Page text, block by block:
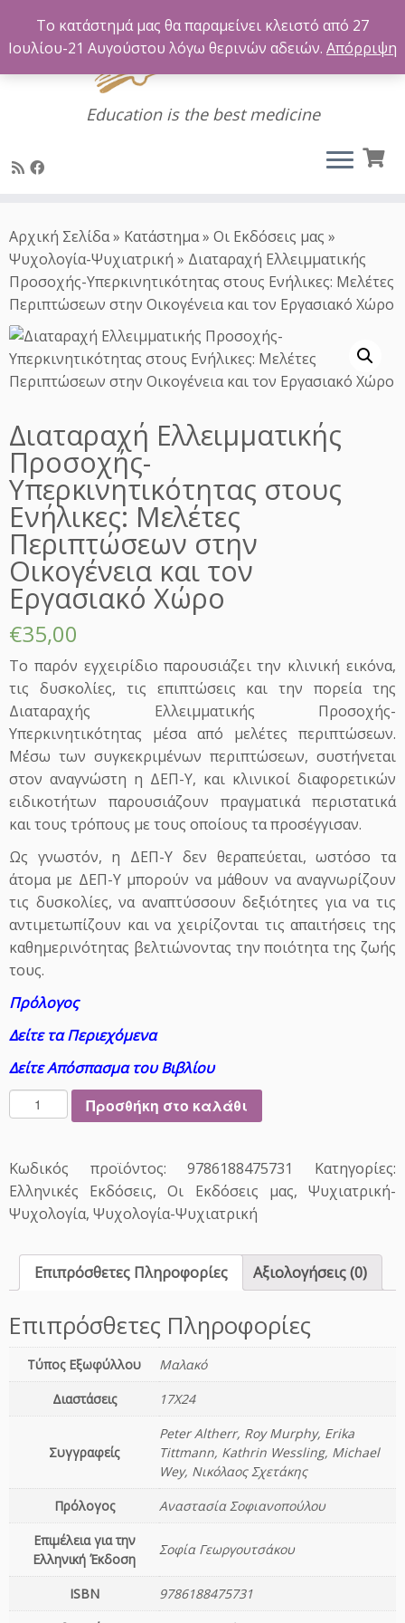
στο
περιεχόμενο
Education is the best medicine
Αρχική Σελίδα» Κατάστημα» Οι Εκδόσεις μας »
Ψυχολογία-Ψυχιατρική » Διαταραχή Ελλειμματικής
Προσοχής-Υπερκινητικότητας στους Ενήλικες: Μελέτες
Περιπτώσεων στην Οικογένεια και τον Εργασιακό Χώρο
Διαταραχή Ελλειμματικής
Προσοχής-
Υπερκινητικότητας στους
Ενήλικες: Μελέτες
Περιπτώσεων στην
Οικογένεια και τον
Εργασιακό Χώρο
€35,00
Το παρόν εγχειρίδιο παρουσιάζει την κλινική εικόνα,
τις δυσκολίες, τις επιπτώσεις και την πορεία της
Διαταραχής Ελλειμματικής Προσοχής-
Υπερκινητικότητας μέσα από μελέτες περιπτώσεων.
Μ΄έσω των συγκεκριμένων περιπτώσεων, συστήνεται
στον αναγνώστη η ΔΕΠ-Υ, και κλινικοί διαφορετικών
ειδικοτήτων παρουσιάζουν πραγματικά περιστατικά
και τους τρόπους με τους οποίους τα προσέγγισαν.
Ως γνωστόν, η ΔΕΠ-Υ δεν θεραπεύεται, ωστόσο τα
άτομα με ΔΕΠ-Υ μπορούν να μάθουν να αναγνωρίζουν
τις δυσκολίες, να αναπτύσσουν δεξιότητες για να τις
αντιμετωπίζουν και να χειρίζονται τις απαιτήσεις της
καθημερινότητας βελτιώνοντας την ποιότητα της ζωής
τους.
Πρόλογος
Δείτε τα Περιεχόμενα
Δείτε Απόσπασμα του Βιβλίου
Δ
ι
α
ρ
α
λ
ε
μ
α
ο
ο
Προσθήκη στο καλάθι
Κωδικός προϊόντος:9786188475731
Κατηγορίες:
Ελληνικές Εκδόσεις,Οι Εκδόσεις μας,Ψυχιατρική-
Ψυχολογία, Ψυχολογία-Ψυχιατρική
Επιπρόσθετες Πληροφορίες Αξιολογήσεις (0)
Επιπρόσθετες Πληροφορίες
Τύπος Εξωφύλλου
Μαλακό
Διαστάσεις
17Χ24
Συγγραφείς
Peter Altherr, Roy Murphy, Erika
Tittmann, Kathrin Wessling, Michael
Wey, Νικόλαος Σχετάκης
Πρόλογος
Αναστασία Σοφιανοπούλου
Επιμέλεια για την
Ελληνική Έκδοση
Σοφία Γεωργουτσάκου
ISBN
9786188475731
Το κατάστημά μας θα παραμείνει κλειστό από 27
Ιουλίου-21 Αυγούστου λόγω θερινών αδειών. Απόρριψη